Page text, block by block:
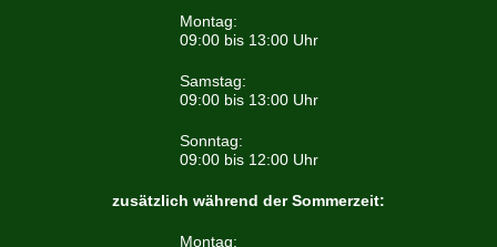
Montag:
09:00 bis 13:00 Uhr
Samstag:
09:00 bis 13:00 Uhr
Sonntag:
09:00 bis 12:00 Uhr
zusätzlich während der Sommerzeit:
Montag: